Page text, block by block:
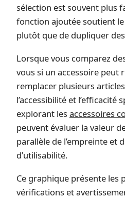
sélection est souvent plus
fonction ajoutée soutient
plutôt que de dupliquer
Lorsque vous comparez
vous si un accessoire peut
remplacer plusieurs
l’accessibilité et l’efficacité
explorant lesaccessoires
peuvent évaluer la valeur
parallèle de l’empreinte et
d’utilisabilité.
Ce graphique présente les
vérifications et